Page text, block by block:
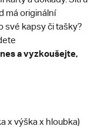
má originální
své kapsy či tašky?
a vyzkoušejte,
x výška x hloubka)